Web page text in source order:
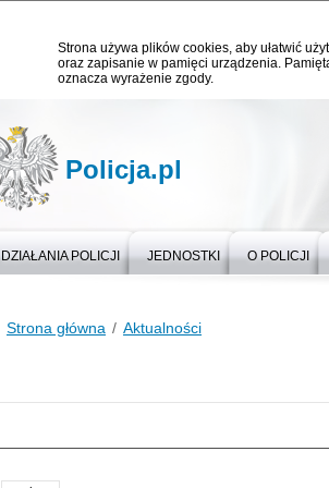
Strona używa plików cookies, aby ułatwić
oraz zapisanie w pamięci urządzenia.
oznacza wyrażenie zgody.
Policja.pl
DZIAŁANIA POLICJI JEDNOSTKI O POLICJI
Strona główna Aktualności